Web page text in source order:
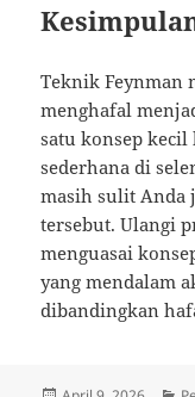
Teknik Feynman
menghafal
satu konsep
sederhana di
masih sulit Anda
tersebut. Ulangi
menguasai
yang mendalam
dibandingkan